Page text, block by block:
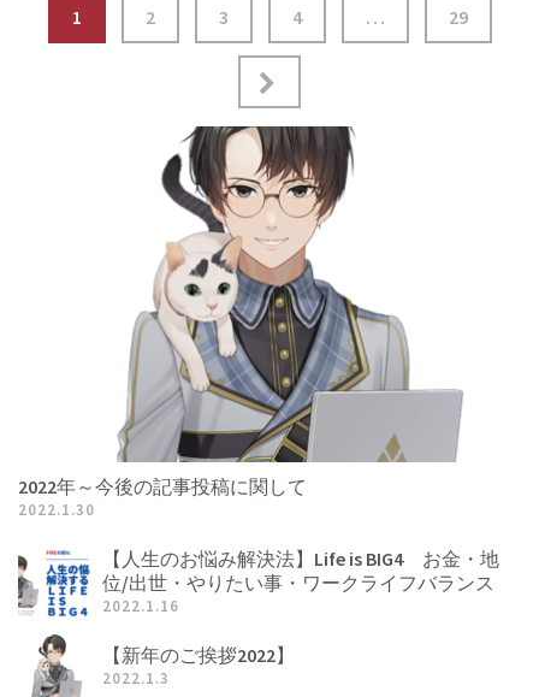
稿
1 2 3 4 … 29
2022年～今後の記事投稿に関して
2022.1.30
【人生のお悩み解決法】Life is BIG4 お金・地
位/出世・やりたい事・ワークライフバランス
2022.1.16
【新年のご挨拶2022】
2022.1.3